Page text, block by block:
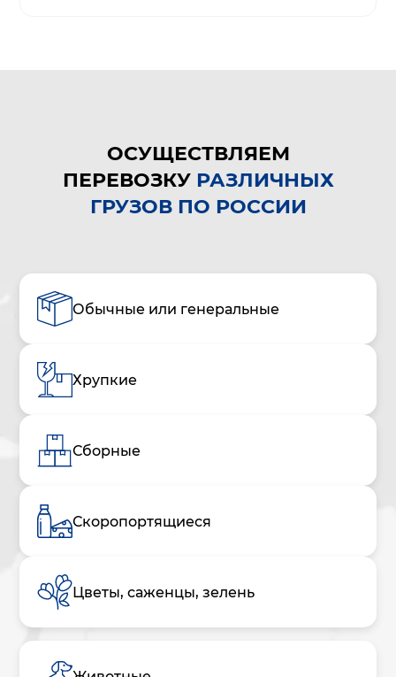
ОСУЩЕСТВЛЯЕМ
ПЕРЕВОЗКУРАЗЛИЧНЫХ
ГРУЗОВ ПО РОССИИ
Обычные или генеральные
Хрупкие
Сборные
Скоропортящиеся
Цветы, саженцы, зелень